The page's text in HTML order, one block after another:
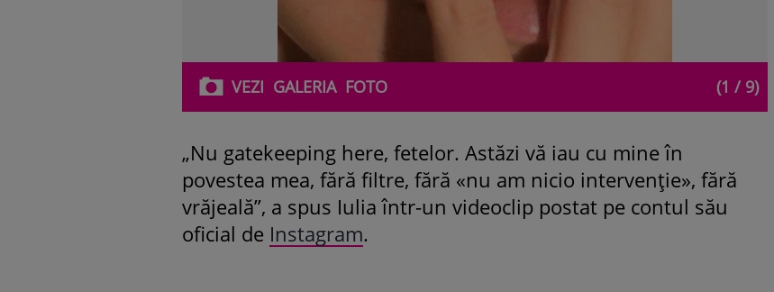
VEZI GALERIAFOTO (1 / 9)
„Nu gatekeeping here, fetelor. Astăzi vă iau cu mine în
povestea mea, fără filtre, fără «nu am nicio intervenție», fără
vrăjeală”, a spus Iulia într-un videoclip postat pe contul său
oficial de Instagram.